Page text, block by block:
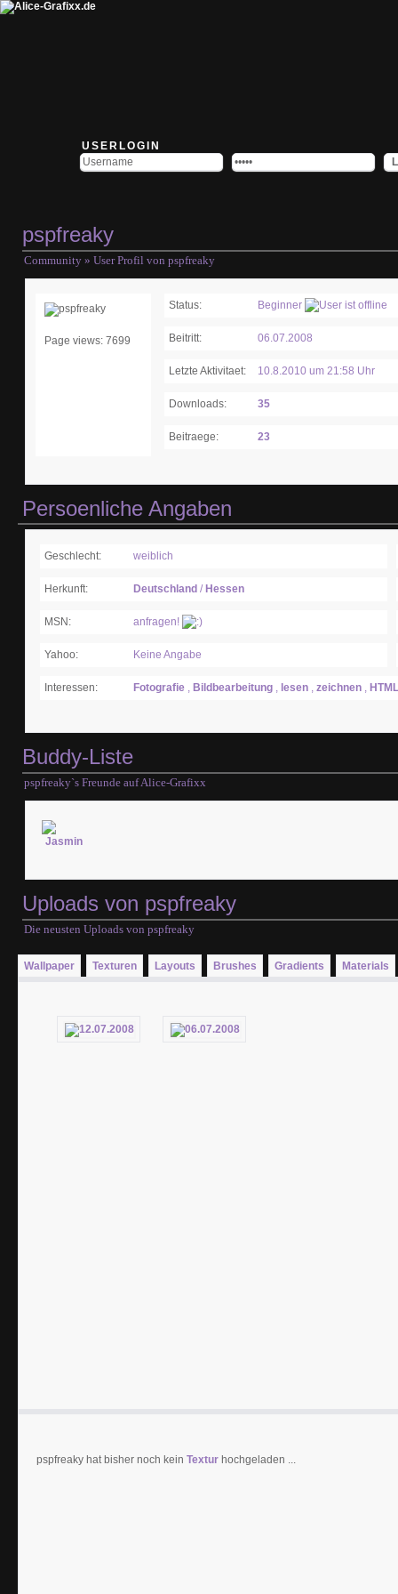
USERLOGIN
pspfreaky
Community » User Profil von pspfreaky
Page views: 7699
Status: Beginner
Beitritt: 06.07.2008
Letzte Aktivitaet: 10.8.2010 um 21:58 Uhr
Downloads: 35
Beitraege: 23
Persoenliche Angaben
Geschlecht: weiblich
Herkunft: Deutschland / Hessen
MSN: anfragen!
Yahoo: Keine Angabe
Interessen: Fotografie , Bildbearbeitung , lesen , zeichnen ,
Buddy-Liste
pspfreaky`s Freunde auf Alice-Grafixx
Uploads von pspfreaky
Die neusten Uploads von pspfreaky
Wallpaper Texturen Layouts Brushes Gradients Materials
pspfreaky hat bisher noch kein Textur hochgeladen ...